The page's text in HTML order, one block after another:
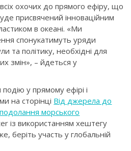
охочих до прямого ефіру, що
присвячений інноваційним
в океані. «Ми
спонукатимуть уряди
та політику, необхідні для
змін», – йдеться у
у прямому ефірі і
на сторінці Від джерела до
морського
із використанням хештегу
беріть участь у глобальній